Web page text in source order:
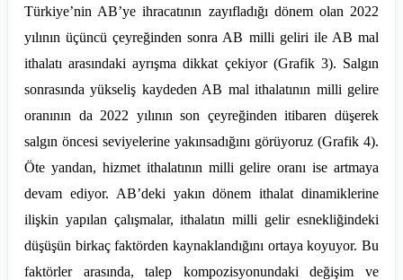
Türkiye’nin AB’ye ihracatının zayıfladığı dönem olan 2022
yılının üçüncü çeyreğinden sonra AB milli geliri ile AB mal
ithalatı arasındaki ayrışma dikkat çekiyor (Grafik 3). Salgın
sonrasında yükseliş kaydeden AB mal ithalatının milli gelire
oranının da 2022 yılının son çeyreğinden itibaren düşerek
salgın öncesi seviyelerine yakınsadığını görüyoruz (Grafik 4).
Öte yandan, hizmet ithalatının milli gelire oranı ise artmaya
devam ediyor. AB’deki yakın dönem ithalat dinamiklerine
ilişkin yapılan çalışmalar, ithalatın milli gelir esnekliğindeki
düşüşün birkaç faktörden kaynaklandığını ortaya koyuyor. Bu
faktörler arasında, talep kompozisyonundaki değişim ve